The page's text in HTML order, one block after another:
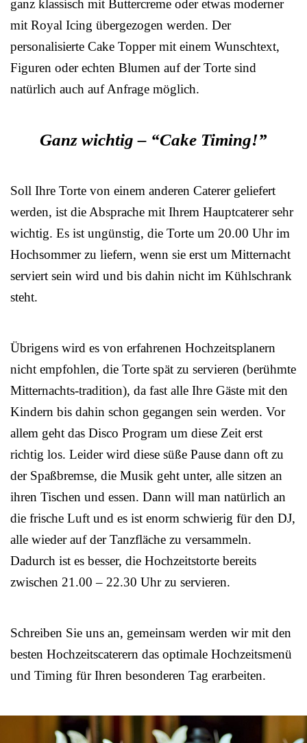
ganz klassisch mit Buttercreme oder etwas moderner
mit Royal Icing übergezogen werden. Der
personalisierte Cake Topper mit einem Wunschtext,
Figuren oder echten Blumen auf der Torte sind
natürlich auch auf Anfrage möglich.
Ganz wichtig – “Cake Timing!”
Soll Ihre Torte von einem anderen Caterer geliefert
werden, ist die Absprache mit Ihrem Hauptcaterer sehr
wichtig. Es ist ungünstig, die Torte um 20.00 Uhr im
Hochsommer zu liefern, wenn sie erst um Mitternacht
serviert sein wird und bis dahin nicht im Kühlschrank
steht.
Übrigens wird es von erfahrenen Hochzeitsplanern
nicht empfohlen, die Torte spät zu servieren (berühmte
Mitternachts-tradition), da fast alle Ihre Gäste mit den
Kindern bis dahin schon gegangen sein werden. Vor
allem geht das Disco Program um diese Zeit erst
richtig los. Leider wird diese süße Pause dann oft zu
der Spaßbremse, die Musik geht unter, alle sitzen an
ihren Tischen und essen. Dann will man natürlich an
die frische Luft und es ist enorm schwierig für den DJ,
alle wieder auf der Tanzfläche zu versammeln.
Dadurch ist es besser, die Hochzeitstorte bereits
zwischen 21.00 – 22.30 Uhr zu servieren.
Schreiben Sie uns an, gemeinsam werden wir mit den
besten Hochzeitscaterern das optimale Hochzeitsmenü
und Timing für Ihren besonderen Tag erarbeiten.